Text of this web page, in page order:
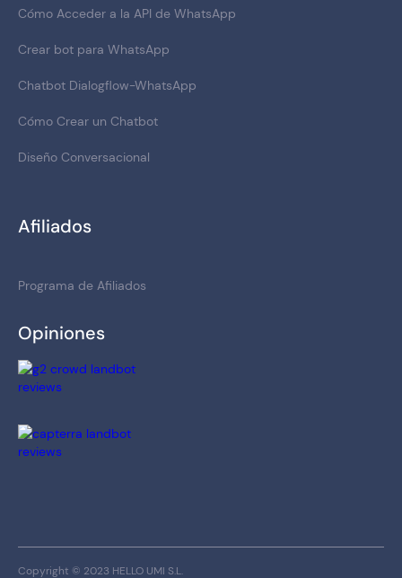
Cómo Acceder a la API de WhatsApp
Crear bot para WhatsApp
Chatbot Dialogflow-WhatsApp
Cómo Crear un Chatbot
Diseño Conversacional
Afiliados
Programa de Afiliados
Opiniones
Copyright © 2023 HELLO UMI S.L.